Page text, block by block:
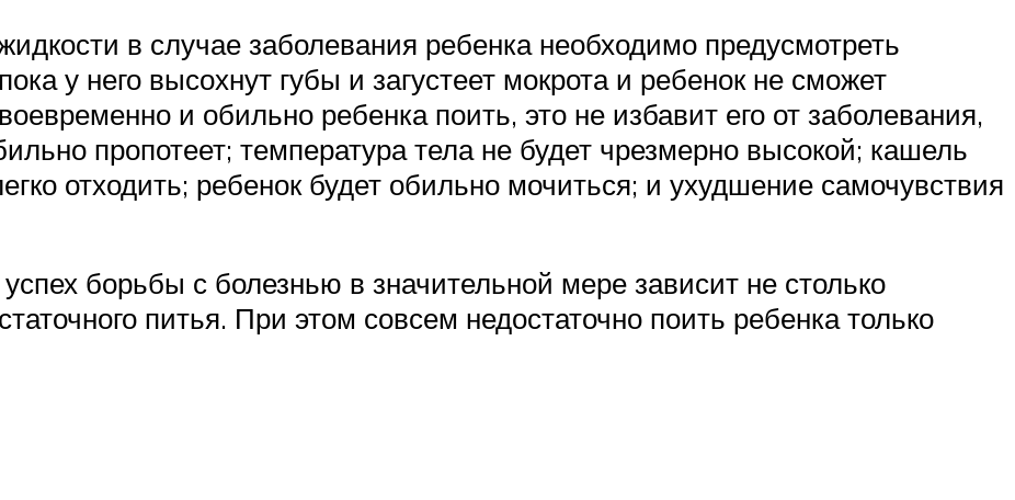
в случае заболевания ребенка необходимо предусмотреть
у него высохнут губы и загустеет мокрота и ребенок не сможет
и обильно ребенка поить, это не избавит его от заболевания,
пропотеет; температура тела не будет чрезмерно высокой; кашель
отходить; ребенок будет обильно мочиться; и ухудшение самочувствия
борьбы с болезнью в значительной мере зависит не столько
питья. При этом совсем недостаточно поить ребенка только